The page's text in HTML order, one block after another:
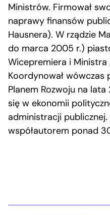
Ministrów. Firmował
naprawy finansów
Hausnera). W rządzie
do marca 2005 r.)
Wicepremiera i
Koordynował
Planem Rozwoju na
się w ekonomii
administracji
współautorem ponad